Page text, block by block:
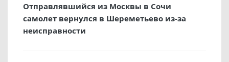
Отправлявшийся из Москвы в Сочи
самолет вернулся в Шереметьево из-за
неисправности